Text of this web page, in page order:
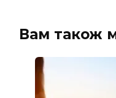
Вам також